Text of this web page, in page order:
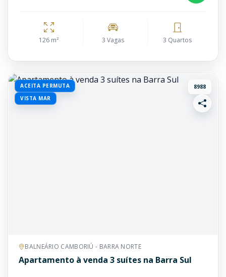
126 m² 3 Vagas 3 Quartos
ACEITA PERMUTA
VISTA MAR
8988
BALNEÁRIO CAMBORIÚ - BARRA NORTE
Apartamento à venda 3 suítes na Barra Sul